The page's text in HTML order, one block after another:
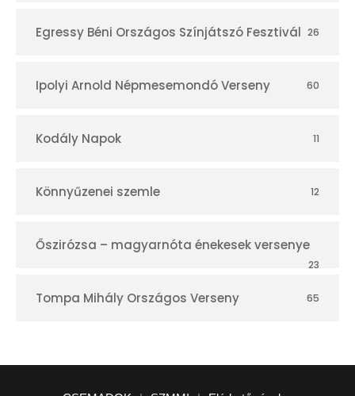
Egressy Béni Országos Színjátszó Fesztivál 26
Ipolyi Arnold Népmesemondó Verseny 60
Kodály Napok 11
Könnyűzenei szemle 12
Őszirózsa – magyarnóta énekesek versenye
23
Tompa Mihály Országos Verseny 65